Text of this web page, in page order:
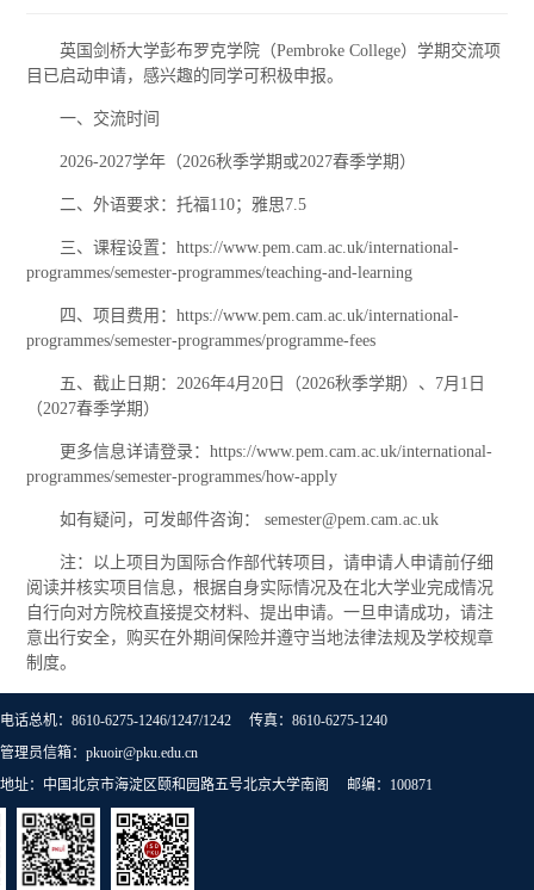
英国剑桥大学彭布罗克学院（Pembroke College）学期交流项
目已启动申请，感兴趣的同学可积极申报。
一、交流时间
2026-2027学年（2026秋季学期或2027春季学期）
二、外语要求：托福110；雅思7.5
三、课程设置：https://www.pem.cam.ac.uk/international-
programmes/semester-programmes/teaching-and-learning
四、项目费用：https://www.pem.cam.ac.uk/international-
programmes/semester-programmes/programme-fees
五、截止日期：2026年4月20日（2026秋季学期）、7月1日
（2027春季学期）
更多信息详请登录：https://www.pem.cam.ac.uk/international-
programmes/semester-programmes/how-apply
如有疑问，可发邮件咨询： semester@pem.cam.ac.uk
注：以上项目为国际合作部代转项目，请申请人申请前仔细
阅读并核实项目信息，根据自身实际情况及在北大学业完成情况
自行向对方院校直接提交材料、提出申请。一旦申请成功，请注
意出行安全，购买在外期间保险并遵守当地法律法规及学校规章
制度。
电话总机：8610-6275-1246/1247/1242 传真：8610-6275-1240
管理员信箱：pkuoir@pku.edu.cn
地址：中国北京市海淀区颐和园路五号北京大学南阁 邮编：100871